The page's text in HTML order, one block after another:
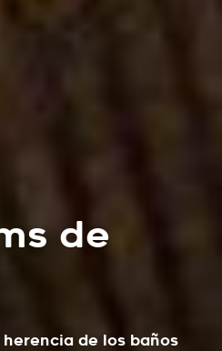
de
de los baños